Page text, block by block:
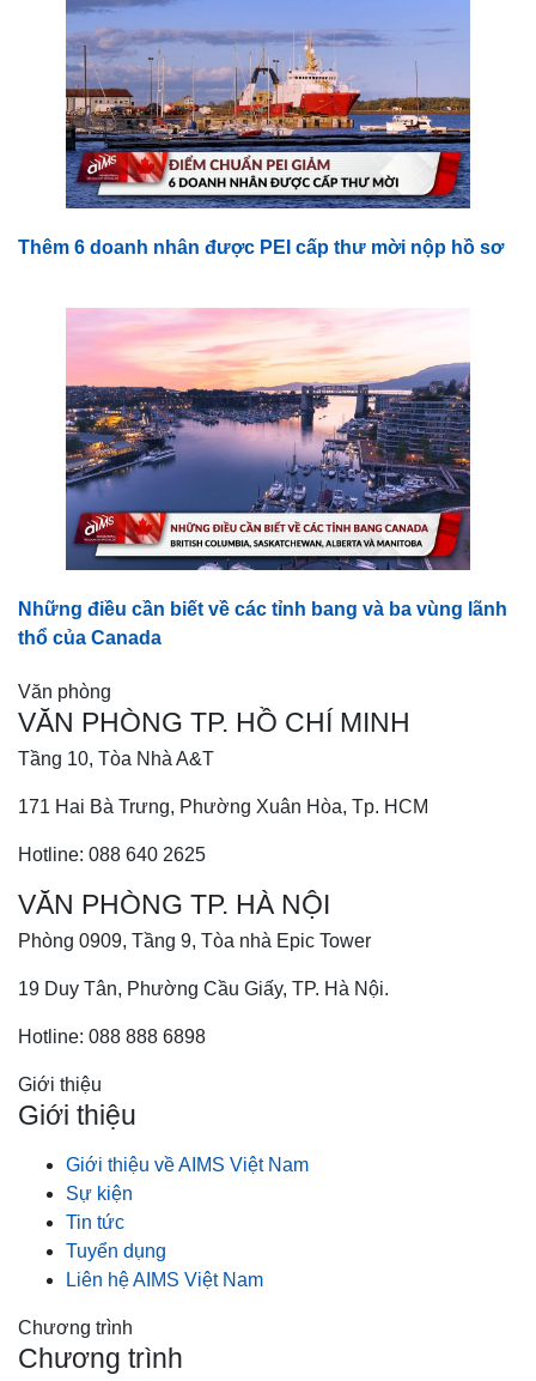
Thêm 6 doanh nhân được PEI cấp thư mời nộp hồ sơ
Những điều cần biết về các tỉnh bang và ba vùng lãnh
thổ của Canada
Văn phòng
VĂN PHÒNG TP. HỒ CHÍ MINH
Tầng 10, Tòa Nhà A&T
171 Hai Bà Trưng, Phường Xuân Hòa, Tp. HCM
Hotline: 088 640 2625
VĂN PHÒNG TP. HÀ NỘI
Phòng 0909, Tầng 9, Tòa nhà Epic Tower
19 Duy Tân, Phường Cầu Giấy, TP. Hà Nội.
Hotline: 088 888 6898
Giới thiệu
Giới thiệu
Giới thiệu về AIMS Việt Nam
Sự kiện
Tin tức
Tuyển dụng
Liên hệ AIMS Việt Nam
Chương trình
Chương trình